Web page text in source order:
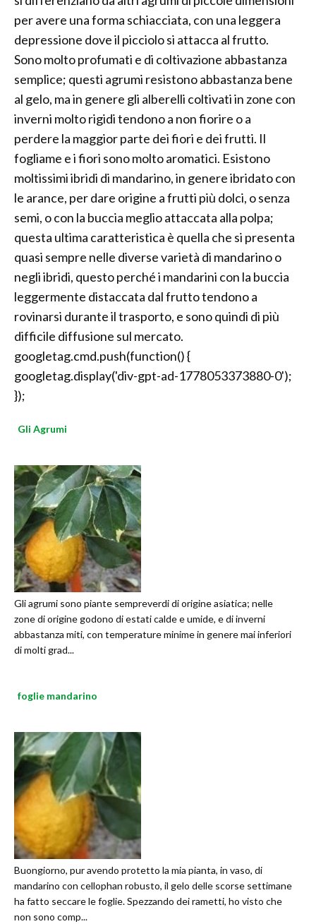
per avere una forma schiacciata, con una leggera
depressione dove il picciolo si attacca al frutto.
Sono molto profumati e di coltivazione abbastanza
semplice; questi agrumi resistono abbastanza bene
al gelo, ma in genere gli alberelli coltivati in zone con
inverni molto rigidi tendono a non fiorire o a
perdere la maggior parte dei fiori e dei frutti. Il
fogliame e i fiori sono molto aromatici. Esistono
moltissimi ibridi di mandarino, in genere ibridato con
le arance, per dare origine a frutti più dolci, o senza
semi, o con la buccia meglio attaccata alla polpa;
questa ultima caratteristica è quella che si presenta
quasi sempre nelle diverse varietà di mandarino o
negli ibridi, questo perché i mandarini con la buccia
leggermente distaccata dal frutto tendono a
rovinarsi durante il trasporto, e sono quindi di più
difficile diffusione sul mercato.
googletag.cmd.push(function() {
googletag.display('div-gpt-ad-1778053373880-0');
});
Gli Agrumi
Gli agrumi sono piante sempreverdi di origine asiatica; nelle
zone di origine godono di estati calde e umide, e di inverni
abbastanza miti, con temperature minime in genere mai inferiori
di molti grad...
foglie mandarino
Buongiorno, pur avendo protetto la mia pianta, in vaso, di
mandarino con cellophan robusto, il gelo delle scorse settimane
ha fatto seccare le foglie. Spezzando dei rametti, ho visto che
non sono comp...